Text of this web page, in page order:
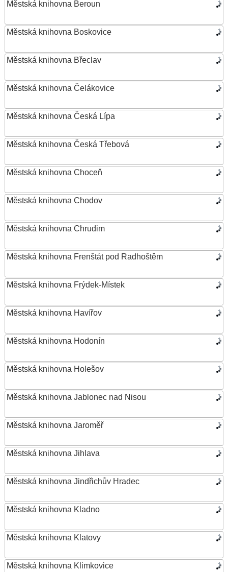
Městská knihovna Beroun
Městská knihovna Boskovice
Městská knihovna Břeclav
Městská knihovna Čelákovice
Městská knihovna Česká Lípa
Městská knihovna Česká Třebová
Městská knihovna Choceň
Městská knihovna Chodov
Městská knihovna Chrudim
Městská knihovna Frenštát pod Radhoštěm
Městská knihovna Frýdek-Místek
Městská knihovna Havířov
Městská knihovna Hodonín
Městská knihovna Holešov
Městská knihovna Jablonec nad Nisou
Městská knihovna Jaroměř
Městská knihovna Jihlava
Městská knihovna Jindřichův Hradec
Městská knihovna Kladno
Městská knihovna Klatovy
Městská knihovna Klimkovice